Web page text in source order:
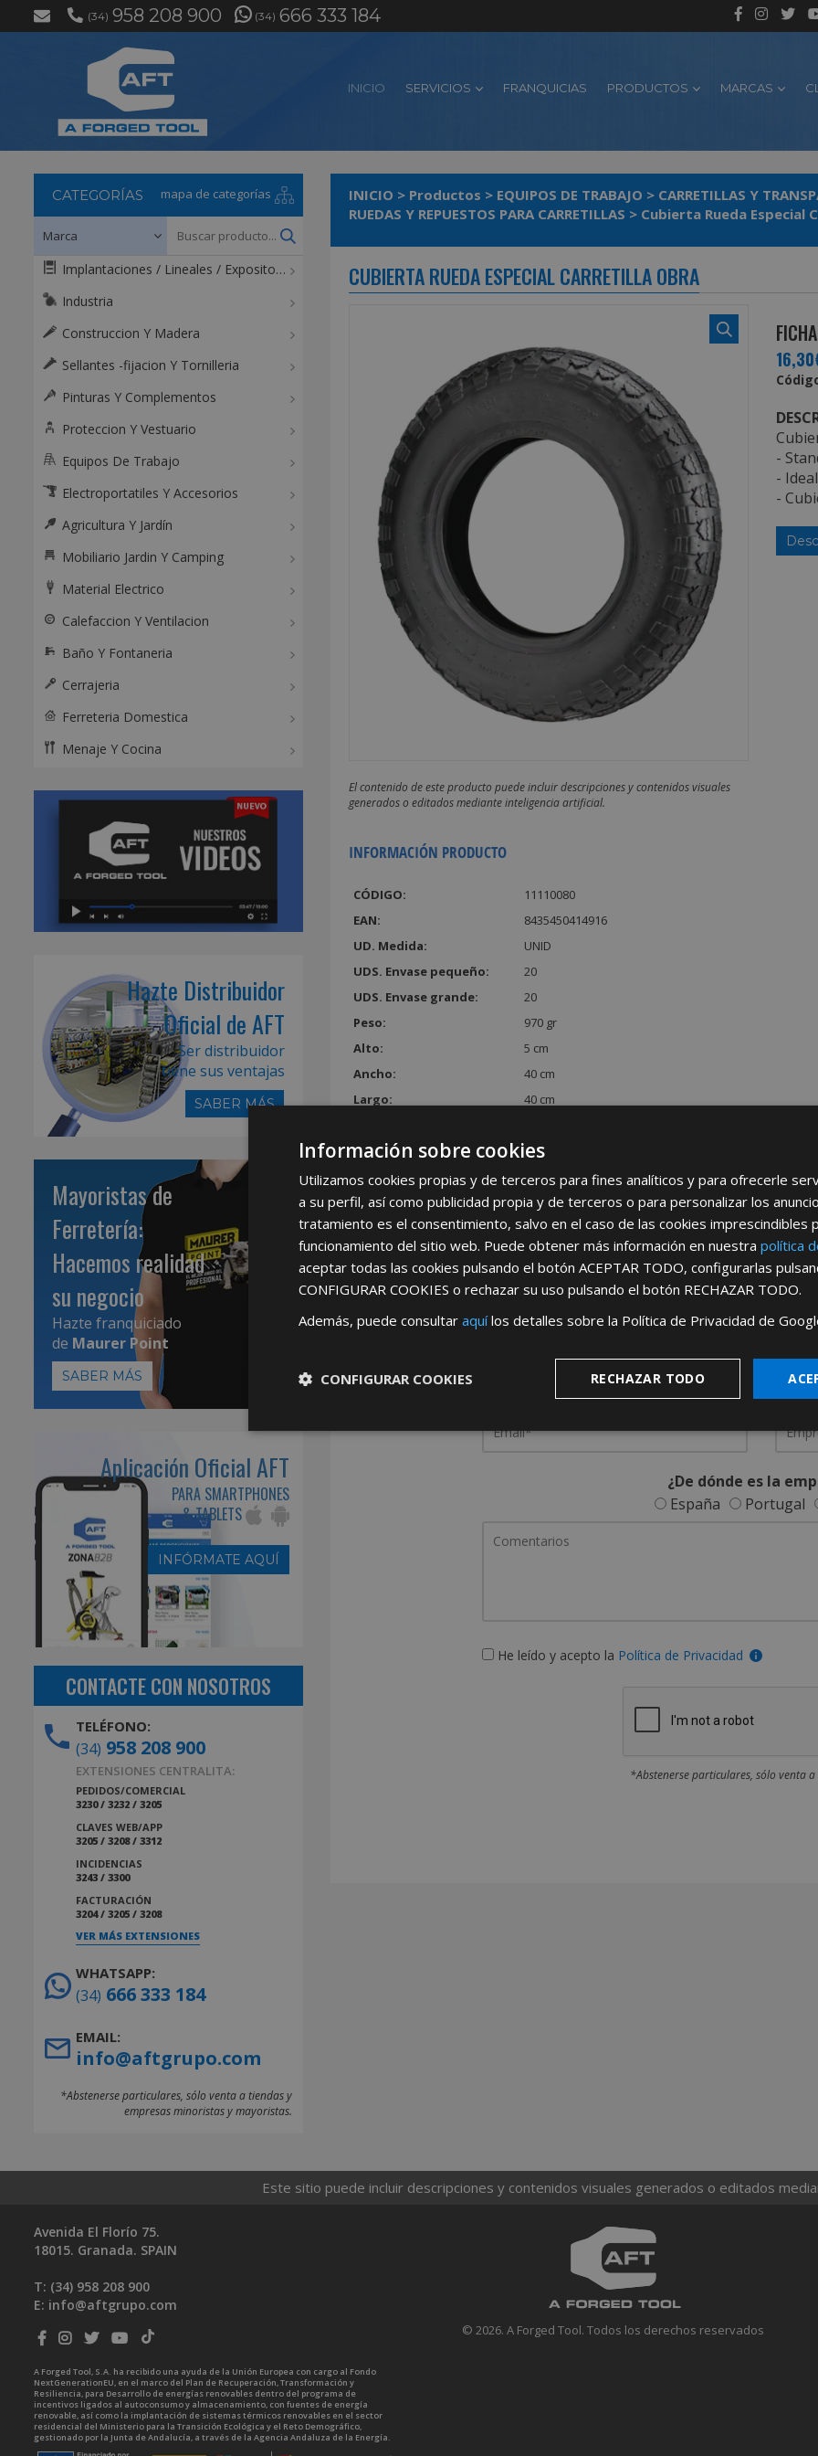
(34) 958 208 900 (34) 666 333 184
INICIO SERVICIOS FRANQUICIAS PRODUCTOS MARCAS
INICIO > Productos > EQUIPOS DE TRABAJO > CARRETILLAS Y
RUEDAS Y REPUESTOS PARA CARRETILLAS > Cubierta Rueda Especial
CUBIERTA RUEDA ESPECIAL CARRETILLA OBRA
El contenido de este producto puede incluir descripciones y contenidos visuales
generados o editados mediante inteligencia artificial.
INFORMACIÓN PRODUCTO
CÓDIGO:
11110080
EAN:
8435450414916
UD. Medida:
UNID
UDS. Envase pequeño:
20
UDS. Envase grande:
20
Peso:
970 gr
Alto:
5 cm
Ancho:
40 cm
Largo:
40 cm
-
-
-
REGÍSTRATE PARA HACERTE
Desdeaquípodrá ver todas las
Rellene este formulario y nos pondremos en contacto
¿De dónde es la
España
Portugal
He leído y acepto la Política de Privacidad
*Abstenerse particulares, sólo venta
CATEGORÍAS mapa de categorías
Implantaciones / Lineales / Expositores / Mostradores
Industria
Construccion Y Madera
Sellantes -fijacion Y Tornilleria
Pinturas Y Complementos
Proteccion Y Vestuario
Equipos De Trabajo
Electroportatiles Y Accesorios
Agricultura Y Jardín
Mobiliario Jardin Y Camping
Material Electrico
Calefaccion Y Ventilacion
Baño Y Fontaneria
Cerrajeria
Ferreteria Domestica
Menaje Y Cocina
Hazte Distribuidor
Oficial de AFT
Ser distribuidor
tiene sus ventajas
SABER MÁS
Mayoristas de
Ferretería:
Hacemos realidad
su negocio
Hazte franquiciado
de Maurer Point
SABER MÁS
Aplicación Oficial AFT
PARA SMARTPHONES
& TABLETS
INFÓRMATE AQUÍ
CONTACTE CON NOSOTROS
TELÉFONO:
(34) 958 208 900
EXTENSIONES CENTRALITA:
PEDIDOS/COMERCIAL
3230 / 3232 / 3205
CLAVES WEB/APP
3205 / 3208 / 3312
INCIDENCIAS
3243 / 3300
FACTURACIÓN
3204 / 3205 / 3208
VER MÁS EXTENSIONES
WHATSAPP:
(34) 666 333 184
EMAIL:
info@aftgrupo.com
*Abstenerse particulares, sólo venta a tiendas y
empresas minoristas y mayoristas.
Este sitio puede incluir descripciones y contenidos visuales generados o editados
© 2026. A Forged Tool. Todos los derechos reservados
Avenida El Florío 75.
18015. Granada. SPAIN
T: (34) 958 208 900
E: info@aftgrupo.com
A Forged Tool, S.A. ha recibido una ayuda de la Unión Europea con cargo al Fondo
NextGenerationEU, en el marco del Plan de Recuperación, Transformación y
Resiliencia, para Desarrollo de energías renovables dentro del programa de
incentivos ligados al autoconsumo y almacenamiento, con fuentes de energía
renovable, así como la implantación de sistemas térmicos renovables en el sector
residencial del Ministerio para la Transición Ecológica y el Reto Demográfico,
gestionado por la Junta de Andalucía, a través de la Agencia Andaluza de la Energía.
Información sobre cookies
Utilizamos cookies propias y de terceros para fines analíticos y para ofrecerle
a su perfil, así como publicidad propia y de terceros o para personalizar los
tratamiento es el consentimiento, salvo en el caso de las cookies imprescindibles
funcionamiento del sitio web. Puede obtener más información en nuestra política
aceptar todas las cookies pulsando el botón ACEPTAR TODO, configurarlas
CONFIGURAR COOKIES o rechazar su uso pulsando el botón RECHAZAR TODO.
Además, puede consultar aquílos detalles sobre la Política de Privacidad de
RECHAZAR TODO
CONFIGURAR COOKIES